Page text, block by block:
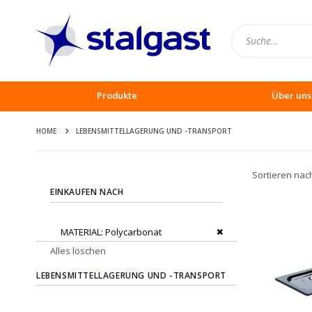
Produkte Über uns
HOME LEBENSMITTELLAGERUNG UND -TRANSPORT
Sortieren
EINKAUFEN NACH
MATERIAL Polycarbonat
Dies entfernen
Alles löschen
LEBENSMITTELLAGERUNG UND -TRANSPORT